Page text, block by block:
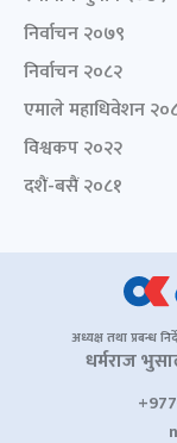
निर्वाचन २०७९
निर्वाचन २०८२
एमाले महाधिवेशन
विश्वकप २०२२
दशैं-बसैं २०८१
अध्यक्ष तथा प्रबन्ध
धर्मराज